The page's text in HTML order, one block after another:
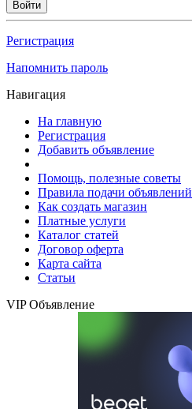
Войти
Регистрация
Напомнить пароль
Навигация
На главную
Регистрация
Добавить объявление
Помощь, полезные советы
Правила подачи объявлений
Как создать магазин
Платные услуги
Каталог статей
Договор оферта
Карта сайта
Статьи
VIP Объявление